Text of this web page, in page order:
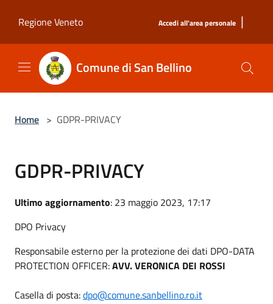
Regione Veneto
Accedi all'area personale |
Comune di San Bellino
Home > GDPR-PRIVACY
GDPR-PRIVACY
Ultimo aggiornamento: 23 maggio 2023, 17:17
DPO Privacy
Responsabile esterno per la protezione dei dati DPO-DATA
PROTECTION OFFICER:AVV. VERONICA DEI ROSSI
Casella di posta:dpo@comune.sanbellino.ro.it